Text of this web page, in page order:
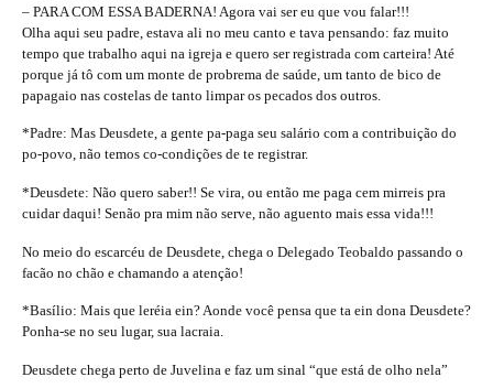
– PARA COM ESSA BADERNA! Agora vai ser eu que vou falar!!!
Olha aqui seu padre, estava ali no meu canto e tava pensando: faz muito
tempo que trabalho aqui na igreja e quero ser registrada com carteira! Até
porque já tô com um monte de probrema de saúde, um tanto de bico de
papagaio nas costelas de tanto limpar os pecados dos outros.
*Padre: Mas Deusdete, a gente pa-paga seu salário com a contribuição do
po-povo, não temos co-condições de te registrar.
*Deusdete: Não quero saber!! Se vira, ou então me paga cem mirreis pra
cuidar daqui! Senão pra mim não serve, não aguento mais essa vida!!!
No meio do escarcéu de Deusdete, chega o Delegado Teobaldo passando o
facão no chão e chamando a atenção!
*Basílio: Mais que leréia ein? Aonde você pensa que ta ein dona Deusdete?
Ponha-se no seu lugar, sua lacraia.
Deusdete chega perto de Juvelina e faz um sinal “que está de olho nela”